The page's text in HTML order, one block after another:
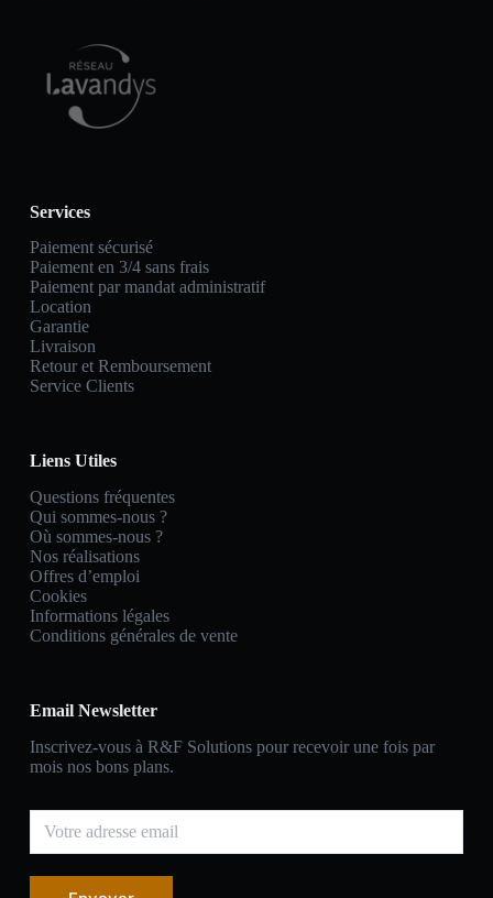
Services
Paiement sécurisé
Paiement en 3/4 sans frais
Paiement par mandat administratif
Location
Garantie
Livraison
Retour et Remboursement
Service Clients
Liens Utiles
Questions fréquentes
Qui sommes-nous ?
Où sommes-nous ?
Nos réalisations
Offres d’emploi
Cookies
Informations légales
Conditions générales de vente
Email Newsletter
Inscrivez-vous à R&F Solutions pour recevoir une fois par
mois nos bons plans.